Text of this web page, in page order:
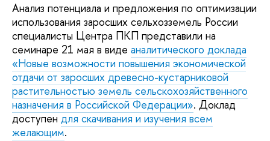
Анализ потенциала и предложения по оптимизации
использования заросших сельхозземель России
специалисты Центра ПКП представили на
семинаре 21 мая в виде аналитического доклада
«Новые возможности повышения экономической
отдачи от заросших древесно-кустарниковой
растительностью земель сельскохозяйственного
назначения в Российской Федерации». Доклад
доступен для скачивания и изучения всем
желающим.